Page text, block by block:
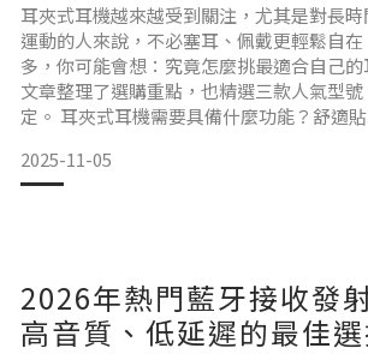
耳夾式耳機越來越受到關注，尤其是對長時
運動的人來說，不必塞耳、佩戴更輕鬆自
多，你可能會想：究竟怎麼挑最適合自己
文章整理了選購重點，也精選三款人氣型
定。 耳夾式耳機需要具備什麼功能？舒適
適。挑選時要注意耳夾材質是否柔軟、有彈
勻，避免久戴耳朵紅痛或滑落。若你會運動
2025-11-05
2026年熱門藍牙接收發
高音質、低延遲的最佳選